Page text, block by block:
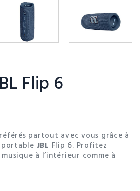
Flip 6
partout avec vous grâce à
JBL Flip 6. Profitez
à l’intérieur comme à
les temps !